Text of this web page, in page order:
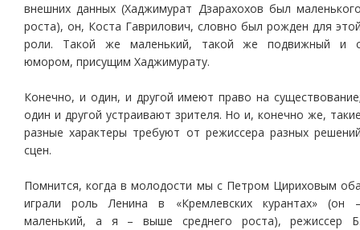
внешних данных (Хаджимурат Дзарахохов был
роста), он, Коста Гаврилович, словно был рожден для
роли. Такой же маленький, такой же подвижный и
юмором, присущим Хаджимурату.
Конечно, и один, и другой имеют право на
один и другой устраивают зрителя. Но и, конечно же,
разные характеры требуют от режиссера разных
сцен.
Помнится, когда в молодости мы с Петром Цириховым
играли роль Ленина в «Кремлевских курантах» (он
маленький, а я – выше среднего роста), режиссер